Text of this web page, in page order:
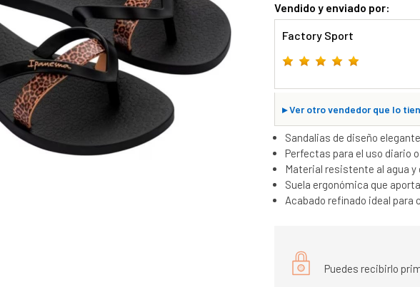
Vendido y enviado por:
Factory Sport
▸Ver otro vendedor que lo
Sandalias de diseño
Perfectas para el uso diario
Material resistente al agua y
Suela ergonómica que
Acabado refinado ideal para
Puedes recibirlo